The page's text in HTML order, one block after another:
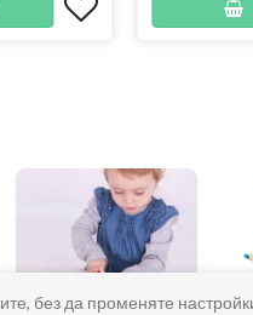
без да променяте